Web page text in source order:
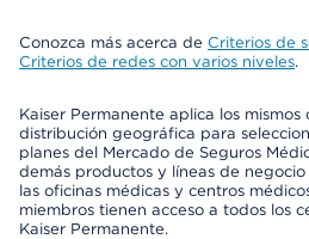
Conozca más acerca de Criterios de
Criterios de redes con varios niveles.
Kaiser Permanente aplica los
distribución geográfica para
planes del Mercado de Seguros
demás productos y líneas de
las oficinas médicas y centros
miembros tienen acceso a todos los
Kaiser Permanente.